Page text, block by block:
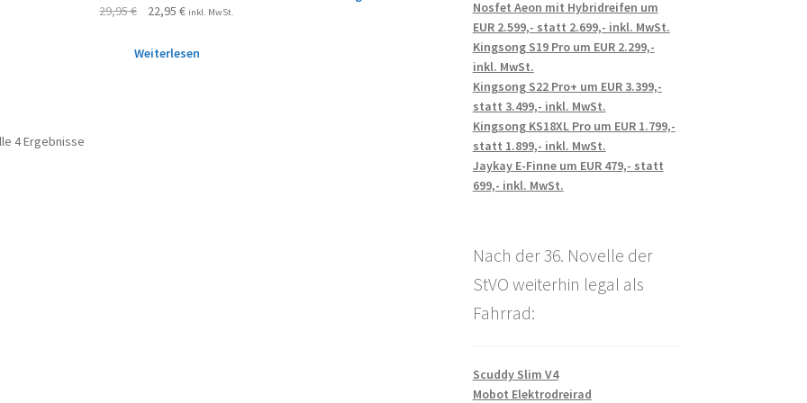
29,95€ 22,95€ inkl. MwSt.
Weiterlesen
4 Ergebnisse
Nosfet Aeon mit Hybridreifen um
EUR 2.599,- statt 2.699,- inkl. MwSt.
Kingsong S19 Pro um EUR 2.299,-
inkl. MwSt.
Kingsong S22 Pro+ um EUR 3.399,-
statt 3.499,- inkl. MwSt.
Kingsong KS18XL Pro um EUR 1.799,-
statt 1.899,- inkl. MwSt.
Jaykay E-Finne um EUR 479,- statt
699,- inkl. MwSt.
Nach der 36. Novelle der
StVO weiterhin legal als
Fahrrad:
Scuddy Slim V4
Mobot Elektrodreirad